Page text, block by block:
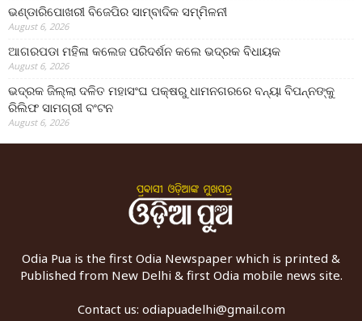
ଭଣ୍ଡାରିପୋଖରୀ ବିଜେପିର ସାମ୍ବାଦିକ ସମ୍ମିଳନୀ
August 6, 2026
ଆଗରପଡା ମହିଳା କଲେଜ ପରିଦର୍ଶନ କଲେ ଭଦ୍ରକ ବିଧାୟକ
August 6, 2026
ଭଦ୍ରକ ଜିଲ୍ଲା ଦଳିତ ମହାସଂଘ ପକ୍ଷରୁ ଧାମନଗରରେ ବନ୍ୟା ବିପନ୍ନଙ୍କୁ
ରିଲିଫ ସାମଗ୍ରୀ ବଂଟନ
August 6, 2026
Odia Pua is the first Odia Newspaper which is printed &
Published from New Delhi & first Odia mobile news site.
Contact us: odiapuadelhi@gmail.com